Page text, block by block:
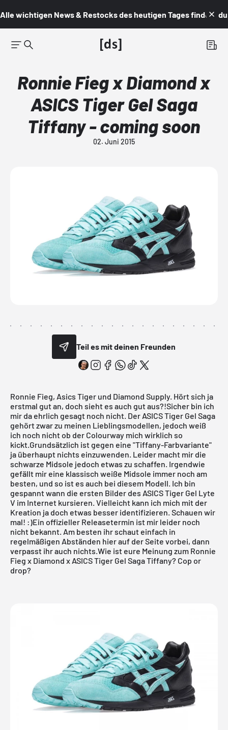
Alle wichtigen News & Restocks des heutigen Tages findest du
Ronnie Fieg x Diamond x
ASICS Tiger Gel Saga
Tiffany - coming soon
02. Juni 2015
Teil es mit deinen Freunden
Ronnie Fieg, Asics Tiger und Diamond Supply. Hört sich ja
erstmal gut an, doch sieht es auch gut aus?!Sicher bin ich
mir da ehrlich gesagt noch nicht. Der ASICS Tiger Gel Saga
gehört zwar zu meinen Lieblingsmodellen, jedoch weiß
ich noch nicht ob der Colourway mich wirklich so
kickt.Grundsätzlich ist gegen eine "Tiffany-Farbvariante"
ja überhaupt nichts einzuwenden. Leider macht mir die
schwarze Midsole jedoch etwas zu schaffen. Irgendwie
gefällt mir eine klassisch weiße Midsole immer noch am
besten, und so ist es auch bei diesem Modell. Ich bin
gespannt wann die ersten Bilder des ASICS Tiger Gel Lyte
V im Internet kursieren. Vielleicht kann ich mich mit der
Kreation ja doch etwas besser identifizieren. Schauen wir
mal! :)Ein offizieller Releasetermin ist mir leider noch
nicht bekannt. Am besten ihr schaut einfach in
regelmäßigen Abständen hier auf der Seite vorbei, dann
verpasst ihr auch nichts.Wie ist eure Meinung zum Ronnie
Fieg x Diamond x ASICS Tiger Gel Saga Tiffany? Cop or
drop?